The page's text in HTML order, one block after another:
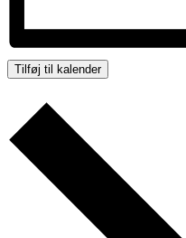
Tilføj til kalender